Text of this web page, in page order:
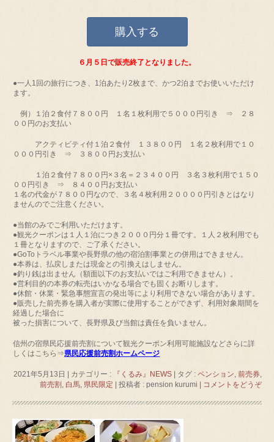
購入する
６月５日で販売終了となりました。
●一人1回の旅行につき、1泊あたり2枚まで、かつ2泊までお使いいただけ
ます。
例）１泊２食付７８００円 １名１枚利用で５０００円引き ⇒ ２８
００円のお支払い
アクティビティ付１泊２食付 １３８００円 １名２枚利用で１０
０００円引き ⇒ ３８００円お支払い
１泊２食付７８００円×３名＝２３４００円 ３名３枚利用で１５０
００円引き ⇒ ８４００円お支払い
１名の代金が７８００円なので、３名４枚利用２００００円引きとはなり
ませんのでご注意ください。
●当館のみでご利用いただけます。
●観光クーポンは１人１泊につき２０００円分１冊です。１人２枚利用でも
１冊となりますので、ご了承ください。
●GoToトラベル事業や長野県の他の宿泊割事業との併用はできません。
●本券は、払戻しまたは現金との引換えはしません。
●釣り銭は出ません（額面以下のお支払いではご利用できません）。
●営利目的の本券の転売はいかなる場合でも固くお断りします。
●休館・休業・緊急事態宣言の発出等により利用できない場合があります。
●販売した前売券を購入者が実際に使用することができず、利用対象期間を
経過した場合に
被った損害について、長野県及び当館は責任を負いません。
信州の宿県民応援前売割について観光クーポン利用可能施設などさらに詳
しくはこちら⇒県民応援前売割ホームページ
2021年5月13日 | カテゴリー : 『くるみ』NEWS | タグ : ペンション, 前売券,
前売割, 白馬, 県民限定 | 投稿者 : pension kurumi | コメントをどうぞ